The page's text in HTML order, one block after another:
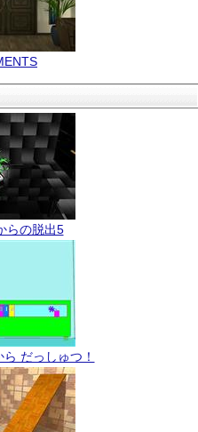
らの脱出5
だっしゅつ！